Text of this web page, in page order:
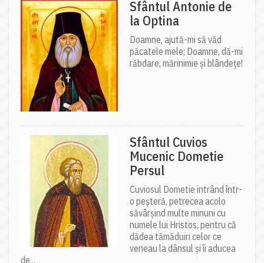
Sfântul Antonie de
la Optina
Doamne, ajută-mi să văd
păcatele mele; Doamne, dă-mi
răbdare, mărinimie şi blândeţe!
Sfântul Cuvios
Mucenic Dometie
Persul
Cuviosul Dometie intrând într-
o peșteră, petrecea acolo
săvârșind multe minuni cu
numele lui Hristos, pentru că
dădea tămăduiri celor ce
veneau la dânsul și îi aducea
de...